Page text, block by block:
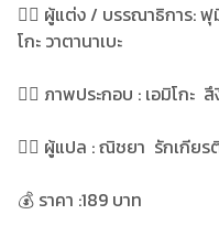
✍🏻 ผู้แต่ง / บรรณาธิการ: ฟุ
โกะ วาตานาเบะ
✍🏻 ภาพประกอบ : เอมิโกะ สึ
✍🏻 ผู้แปล : ณิชยา รักเกียร
💰 ราคา :189 บาท